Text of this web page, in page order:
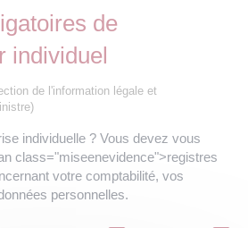
de
individuel
de l'information légale et
individuelle ? Vous devez vous
class="miseenevidence">registres
votre comptabilité, vos
personnelles.